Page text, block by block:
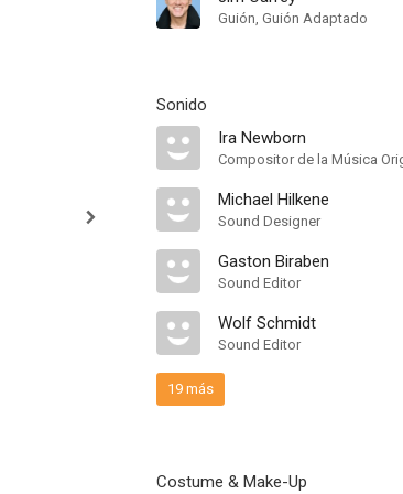
Guión, Guión Adaptado
Sonido
Ira Newborn
Compositor de la Música
Michael Hilkene
Sound Designer
Gaston Biraben
Sound Editor
Wolf Schmidt
Sound Editor
19 más
Costume & Make-Up